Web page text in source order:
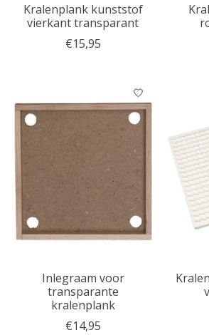
Kralenplank kunststof
vierkant transparant
€15,95
Inlegraam voor
transparante
kralenplank
€14,95